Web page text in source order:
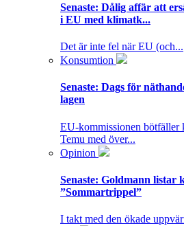
Senaste: Dålig affär att
i EU med klimatk...
Det är inte fel när EU (och...
Konsumtion
Senaste: Dags för
lagen
EU-kommissionen bötfäller
Temu med över...
Opinion
Senaste: Goldmann listar
”Sommartrippel”
I takt med den ökade